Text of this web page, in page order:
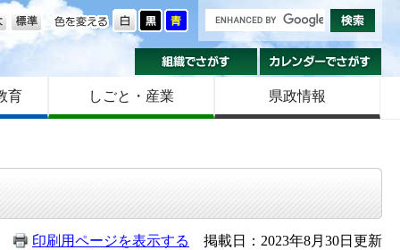
色を変える
大きさ
組織でさがす
育 しごと・産業 県政情報
印刷用ページを表示する 掲載日：2023年8月30日更新